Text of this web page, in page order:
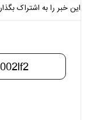
این خبر را به اشتراک